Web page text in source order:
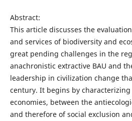
Abstract:
This article discusses the
and services of biodiversity and
great pending challenges in the
anachronistic extractive BAU and
leadership in civilization change
century. It begins by
economies, between the
and therefore of social exclusion